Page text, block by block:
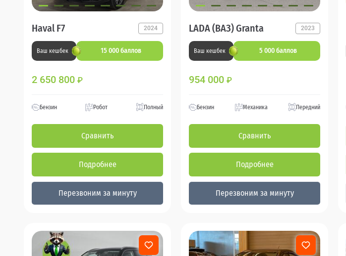
Haval F7 2024
Ваш кешбек 15 000 баллов
2 650 800 ₽
Бензин Робот Полный
Сравнить
Подробнее
Перезвоним за минуту
LADA (ВАЗ) Granta 2023
Ваш кешбек 5 000 баллов
954 000 ₽
Бензин Механика Передний
Сравнить
Подробнее
Перезвоним за минуту